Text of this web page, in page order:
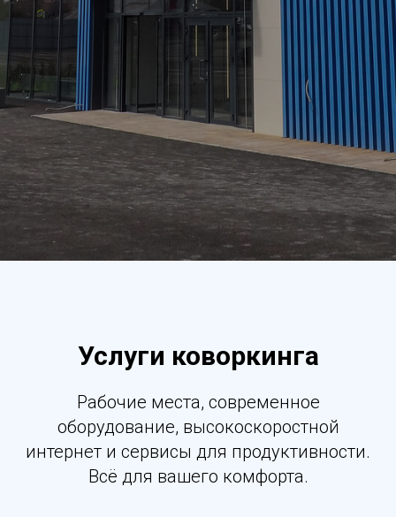
Услуги коворкинга
Рабочие места, современное
оборудование, высокоскоростной
интернет и сервисы для продуктивности.
Всё для вашего комфорта.